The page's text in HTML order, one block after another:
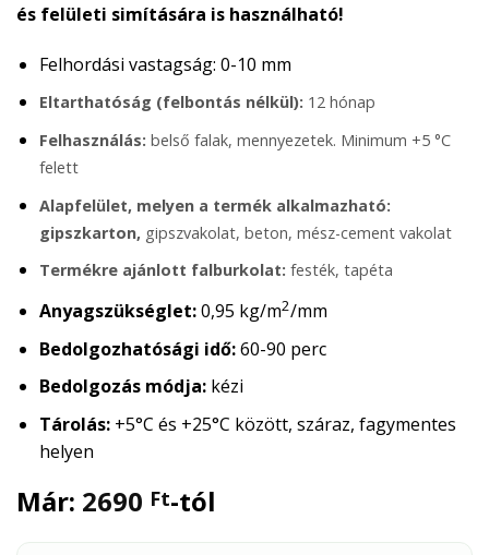
és felületi simítására is használható!
Felhordási vastagság: 0-10 mm
Eltarthatóság (felbontás nélkül): 12 hónap
Felhasználás: belső falak, mennyezetek. Minimum +5 °C
felett
Alapfelület, melyen a termék alkalmazható:
gipszkarton, gipszvakolat, beton, mész-cement vakolat
Termékre ajánlott falburkolat: festék, tapéta
Anyagszükséglet:0,95 kg/m2/mm
Bedolgozhatósági idő:60-90 perc
Bedolgozás módja: kézi
Tárolás: +5°C és +25°C között, száraz, fagymentes
helyen
Már: 2690 Ft-tól